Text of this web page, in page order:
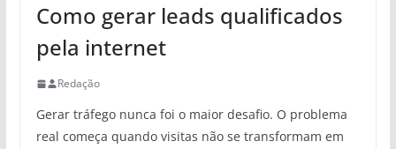
Como gerar leads qualificados
pela internet
Redação
Gerar tráfego nunca foi o maior desafio. O problema
real começa quando visitas não se transformam em